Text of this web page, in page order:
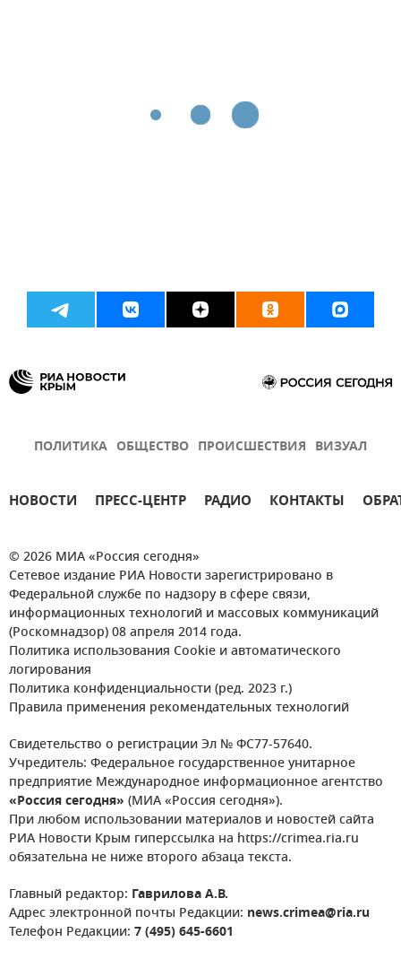
ПОЛИТИКА ОБЩЕСТВО ПРОИСШЕСТВИЯ ВИЗУАЛ
НОВОСТИ ПРЕСС-ЦЕНТР РАДИО КОНТАКТЫ
© 2026 МИА «Россия сегодня»
Сетевое издание РИА Новости зарегистрировано в
Федеральной службе по надзору в сфере связи,
информационных технологий и массовых коммуникаций
(Роскомнадзор) 08 апреля 2014 года.
Политика использования Cookie и автоматического
логирования
Политика конфиденциальности (ред. 2023 г.)
Правила применения рекомендательных технологий
Свидетельство о регистрации Эл № ФС77-57640.
Учредитель: Федеральное государственное унитарное
предприятие Международное информационное агентство
«Россия сегодня» (МИА «Россия сегодня»).
При любом использовании материалов и новостей сайта
РИА Новости Крым гиперссылка на https://crimea.ria.ru
обязательна не ниже второго абзаца текста.
Главный редактор: Гаврилова А.В.
Адрес электронной почты Редакции: news.crimea@ria.ru
Телефон Редакции: 7 (495) 645-6601